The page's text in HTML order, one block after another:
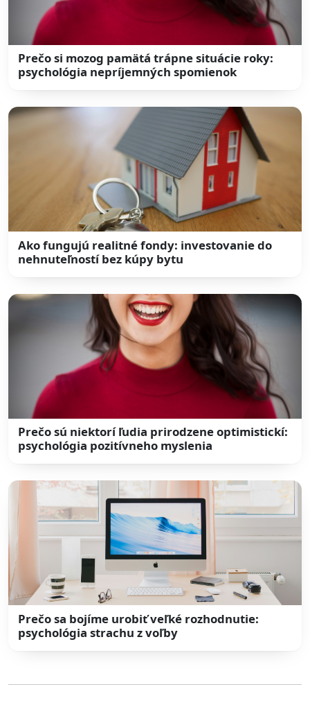
Prečo si mozog pamätá trápne situácie roky:
psychológia nepríjemných spomienok
Ako fungujú realitné fondy: investovanie do
nehnuteľností bez kúpy bytu
Prečo sú niektorí ľudia prirodzene optimistickí:
psychológia pozitívneho myslenia
Prečo sa bojíme urobiť veľké rozhodnutie:
psychológia strachu z voľby